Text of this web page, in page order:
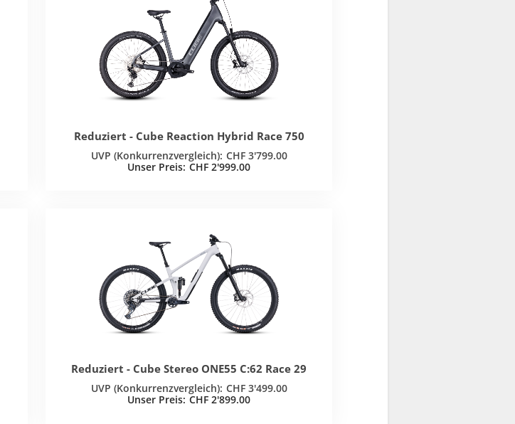
Reduziert - Cube Reaction Hybrid Race 750
CHF3'799.00
CHF 2'999.00
Reduziert - Cube Stereo ONE55 C:62 Race 29
CHF3'499.00
CHF 2'899.00